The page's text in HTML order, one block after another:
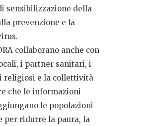
sensibilizzazione della
prevenzione e la
collaborano anche con
i partner sanitari, i
religiosi e la collettività
che le informazioni
le popolazioni
per ridurre la paura, la